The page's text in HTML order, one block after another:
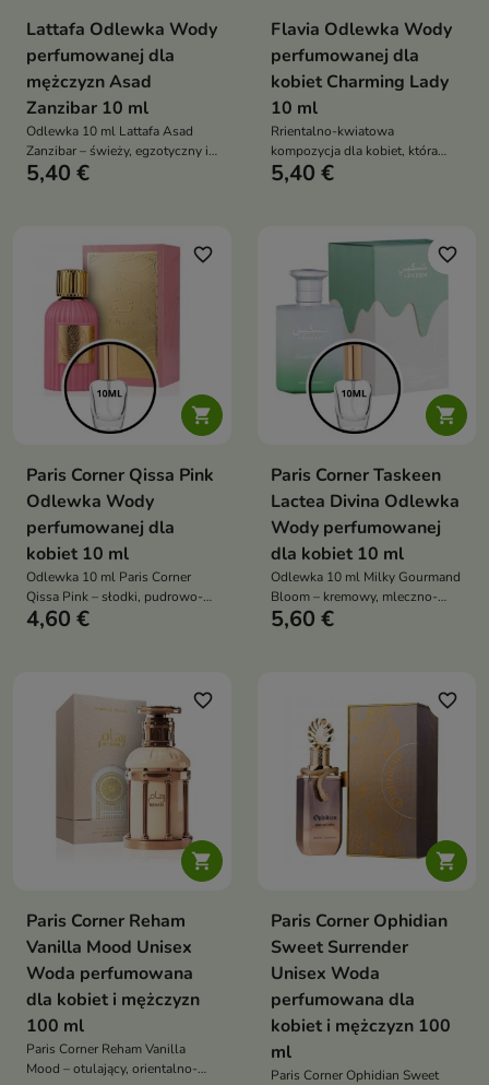
Lattafa Odlewka Wody
perfumowanej dla
mężczyzn Asad
Zanzibar 10 ml
Odlewka 10 ml Lattafa Asad
Zanzibar – świeży, egzotyczny i
zmysłowy zapach dla mężczyzn
5,40 €
Flavia Odlewka Wody
perfumowanej dla
kobiet Charming Lady
10 ml
Rrientalno-kwiatowa
kompozycja dla kobiet, która
łączy świeżą cytrusową
5,40 €

favorite_border
Paris Corner Qissa Pink
Odlewka Wody
perfumowanej dla
kobiet 10 ml
Odlewka 10 ml Paris Corner
Qissa Pink – słodki, pudrowo-
kwiatowy, orientalno-waniliowy
4,60 €

favorite_border
Paris Corner Taskeen
Lactea Divina Odlewka
Wody perfumowanej
dla kobiet 10 ml
Odlewka 10 ml Milky Gourmand
Bloom – kremowy, mleczno-
gourmandowy zapach unisex z
5,60 €

favorite_border
Paris Corner Reham
Vanilla Mood Unisex
Woda perfumowana
dla kobiet i mężczyzn
100 ml
Paris Corner Reham Vanilla
Mood – otulający, orientalno-

favorite_border
Paris Corner Ophidian
Sweet Surrender
Unisex Woda
perfumowana dla
kobiet i mężczyzn 100
ml
Paris Corner Ophidian Sweet